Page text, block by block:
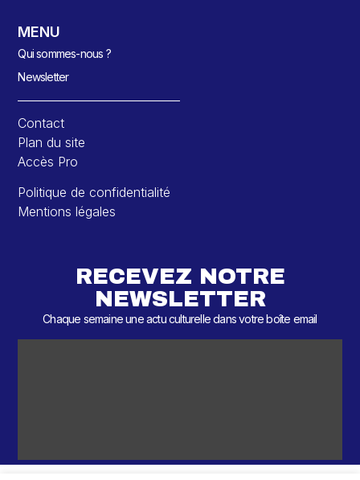
MENU
Qui sommes-nous ?
Newsletter
Contact
Plan du site
Accès Pro
Politique de confidentialité
Mentions légales
RECEVEZ NOTRE
NEWSLETTER
Chaque semaine une actu culturelle dans votre boîte email